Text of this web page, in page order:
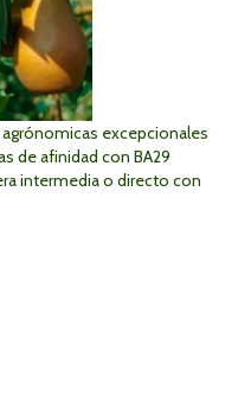
excepcionales
de afinidad con BA29
intermedia o directo con